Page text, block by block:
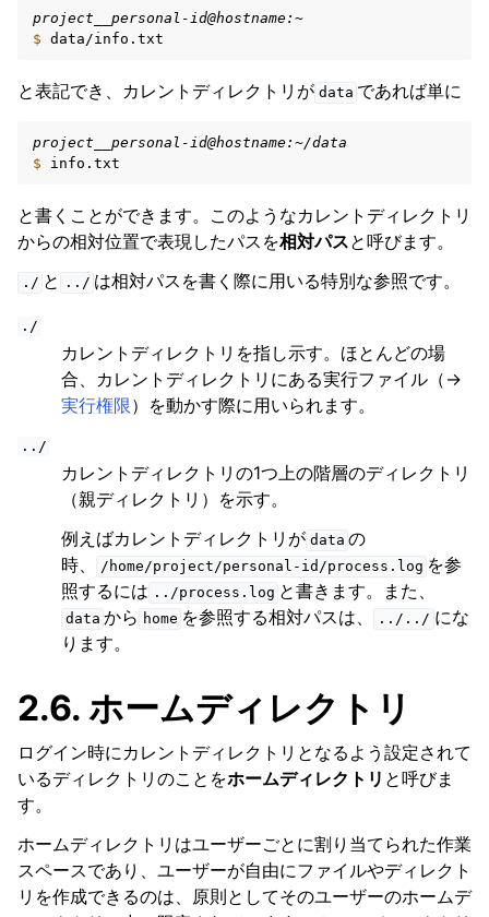
project__personal-id@hostname:~
$
と表記でき、カレントディレクトリが data であれば単に
project__personal-id@hostname:~/data
$
と書くことができます。このようなカレントディレクトリ
からの相対位置で表現したパスを相対パスと呼びます。
./ と ../ は相対パスを書く際に用いる特別な参照です。
./
カレントディレクトリを指し示す。ほとんどの場
合、カレントディレクトリにある実行ファイル（→
実行権限）を動かす際に用いられます。
../
カレントディレクトリの1つ上の階層のディレクトリ
（親ディレクトリ）を示す。
例えばカレントディレクトリが data の
時、
/home/project/personal-id/process.log を参
照するには ../process.log と書きます。また、
data から home を参照する相対パスは、 ../../ にな
ります。
2.6. ホームディレクトリ
ログイン時にカレントディレクトリとなるよう設定されて
いるディレクトリのことをホームディレクトリ と呼びま
す。
ホームディレクトリはユーザーごとに割り当てられた作業
スペースであり、ユーザーが自由にファイルやディレクト
リを作成できるのは、原則としてそのユーザーのホームデ